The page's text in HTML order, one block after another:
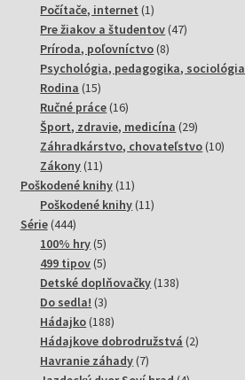
produktov
Počítače, internet 11
produkt
Pre žiakov a študentov 4747
Príroda, poľovníctvo 88
produktov
Psychológia, pedagogika, sociológia
Rodina 1515
produktov
Ručné práce 1616
produktov
Šport, zdravie, medicína 2929
produktov
Záhradkárstvo, chovateľstvo 1010
Zákony 1111
produktov
Poškodené knihy 1111
produktov
Poškodené knihy 1111
Série 444444
produktov
100% hry 55
produktov
499 tipov 55
produktov
Detské doplňovačky 138138
Do sedla! 33
produkty
Hádajko 188188
produktov
Hádajkove dobrodružstvá 22
Havranie záhady 77